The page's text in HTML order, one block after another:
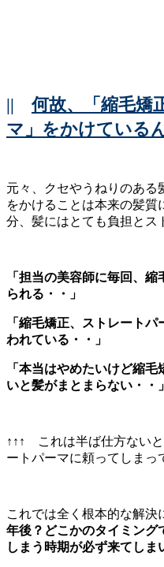
||何故、「縮毛矯
マ」をかけている
元々、クセやうねりのある
をかけることは本来の髪質
分、髪にはとても負担とス
「担当の美容師に毎回、
られる・・」
「縮毛矯正、ストレート
われている・・」
「本当はやめたいけど縮
いと髪がまとまらない・・」
↑↑↑ これは半ば仕方ない
ートパーマに頼ってしまっ
これでは全く根本的な解決
年後？どこかのタイミング
しまう時期が必ず来てしま